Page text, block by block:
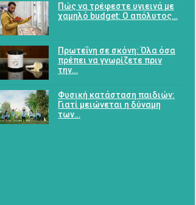
Πώς να τρέφεστε υγιεινά με
χαμηλό budget: Ο απόλυτος…
Πρωτεΐνη σε σκόνη: Όλα όσα
πρέπει να γνωρίζετε πριν
την…
Φυσική κατάσταση παιδιών:
Γιατί μειώνεται η δύναμη
των…